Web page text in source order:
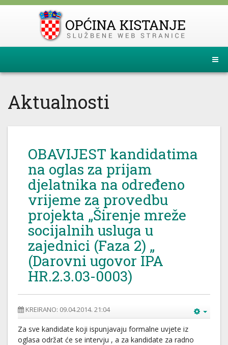
Aktualnosti
OBAVIJEST kandidatima
na oglas za prijam
djelatnika na određeno
vrijeme za provedbu
projekta „Širenje mreže
socijalnih usluga u
zajednici (Faza 2) „
(Darovni ugovor IPA
HR.2.3.03-0003)
KREIRANO: 09.04.2014. 21:04
Za sve kandidate koji ispunjavaju formalne uvjete iz
oglasa održat će se intervju , a za kandidate za radno